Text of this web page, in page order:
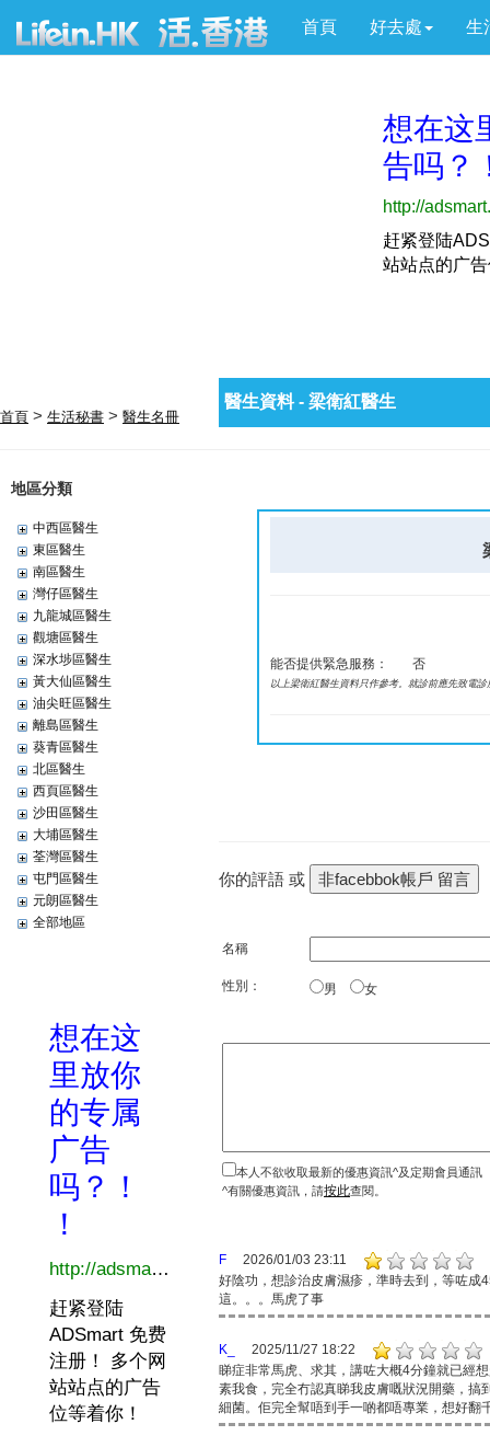
首頁 好去處 生
首頁 > 生活秘書 > 醫生名冊
地區分類
中西區醫生
東區醫生
南區醫生
灣仔區醫生
九龍城區醫生
觀塘區醫生
深水埗區醫生
黃大仙區醫生
油尖旺區醫生
離島區醫生
葵青區醫生
北區醫生
西頁區醫生
沙田區醫生
大埔區醫生
荃灣區醫生
屯門區醫生
元朗區醫生
全部地區
醫生資料 - 梁衛紅醫生
能否提供緊急服務： 否
以上梁衛紅醫生資料只作參考。就診前應先致電
你的評語 或
名稱
性別： 男 女
本人不欲收取最新的優惠資訊^及定期會員通訊
^有關優惠資訊，請按此查閱。
F
2026/01/03 23:11
好陰功，想診治皮膚濕疹，準時去到，等咗
這。。。馬虎了事
K_
2025/11/27 18:22
睇症非常馬虎、求其，講咗大概4分鐘就已經
素我食，完全冇認真睇我皮膚嘅狀況開藥，搞
細菌。佢完全幫唔到手一啲都唔專業，想好翻